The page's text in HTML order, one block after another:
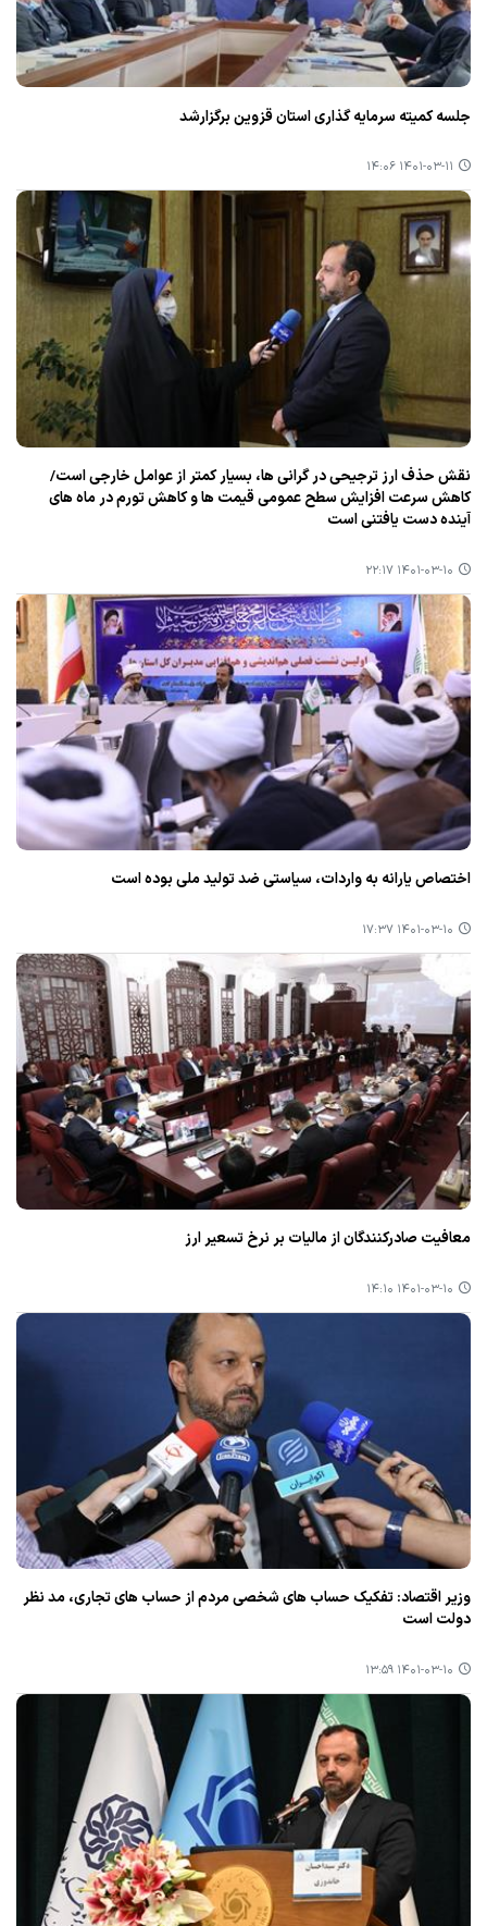
جلسه كمیته سرمایه گذاری استان قزوین برگزارشد
۱۴۰۱-۰۳-۱۱ ۱۴:۰۶
نقش حذف ارز ترجیحی در‌ گرانی ها، بسیار كمتر از عوامل خارجی است/
كاهش سرعت افزایش سطح عمومی قیمت ها و كاهش تورم در ماه های
آینده دست یافتنی است
۱۴۰۱-۰۳-۱۰ ۲۲:۱۷
اختصاص یارانه به واردات، سیاستی ضد تولید ملی بوده است
۱۴۰۱-۰۳-۱۰ ۱۷:۳۷
معافیت صادركنندگان از مالیات بر نرخ تسعیر ارز
۱۴۰۱-۰۳-۱۰ ۱۴:۱۰
وزیر اقتصاد: تفكیك حساب های شخصی مردم از حساب های تجاری، مد نظر
دولت است
۱۴۰۱-۰۳-۱۰ ۱۳:۵۹